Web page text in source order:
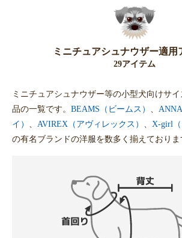
ミニチュアシュナウザー適用
29アイテム
ミニチュアシュナウザー等の小型犬向けサ
品の一覧です。 BEAMS（ビームス）
イ）
AVIREX（アヴィレックス） X-girl（
の有名ブランドの洋服を数多く揃えておりま